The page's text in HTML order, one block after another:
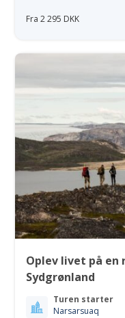
Fra 2 295 DKK
Oplev livet på
Sydgrønland
Turen starter
Narsarsuaq